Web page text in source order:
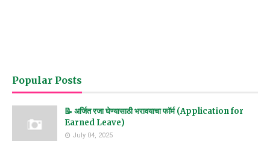
Popular Posts
📝 अर्जित रजा घेण्यासाठी भरावयाचा फॉर्म (Application for
Earned Leave)
July 04, 2025